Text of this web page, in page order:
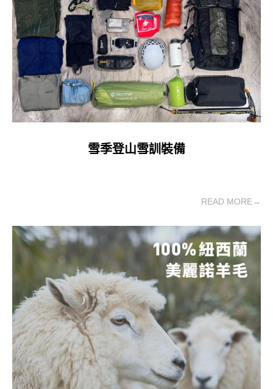
雪季登山雪訓裝備
READ MORE→